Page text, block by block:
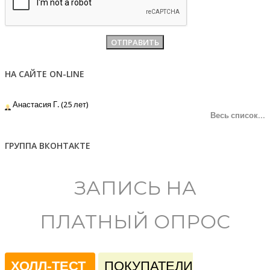
НА САЙТЕ ON-LINE
Анастасия Г. (25 лет)
Весь список...
ГРУППА ВКОНТАКТЕ
ЗАПИСЬ НА
ПЛАТНЫЙ ОПРОС
ХОЛЛ-ТЕСТ
ПОКУПАТЕЛИ